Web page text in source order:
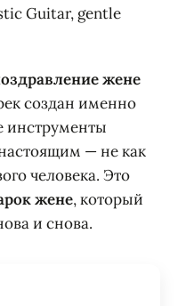
Guitar, gentle
жене
создан именно
инструменты
— не как
человека. Это
жене, который
и снова.